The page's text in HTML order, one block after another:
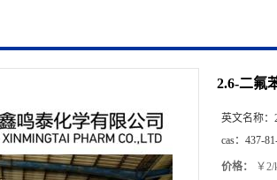
2.6-二氟
英文名称：
cas： 437-
价格： ￥2/